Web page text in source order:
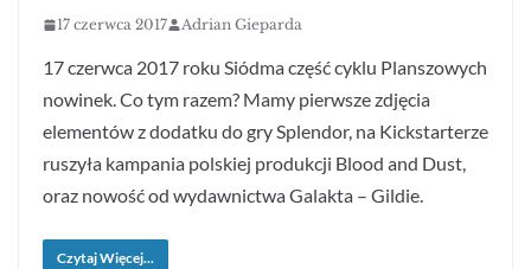
17 czerwca 2017 Adrian Gieparda
17 czerwca 2017 roku Siódma część cyklu Planszowych
nowinek. Co tym razem? Mamy pierwsze zdjęcia
elementów z dodatku do gry Splendor, na Kickstarterze
ruszyła kampania polskiej produkcji Blood and Dust,
oraz nowość od wydawnictwa Galakta – Gildie.
Czytaj Więcej...